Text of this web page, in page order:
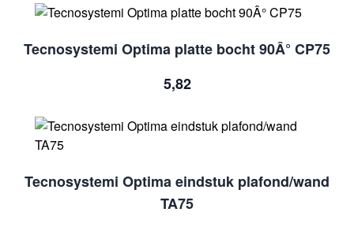
Tecnosystemi Optima platte bocht 90Â° CP75
5,82
Tecnosystemi Optima eindstuk plafond/wand
TA75